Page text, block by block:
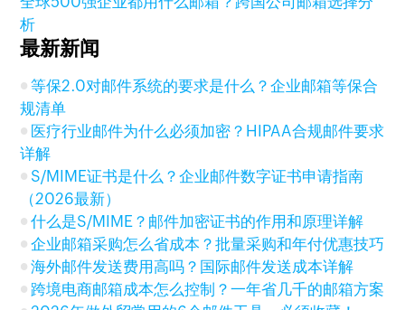
析
最新新闻
等保2.0对邮件系统的要求是什么？企业邮箱等保合
规清单
医疗行业邮件为什么必须加密？HIPAA合规邮件要求
详解
S/MIME证书是什么？企业邮件数字证书申请指南
（2026最新）
什么是S/MIME？邮件加密证书的作用和原理详解
企业邮箱采购怎么省成本？批量采购和年付优惠技巧
海外邮件发送费用高吗？国际邮件发送成本详解
跨境电商邮箱成本怎么控制？一年省几千的邮箱方案